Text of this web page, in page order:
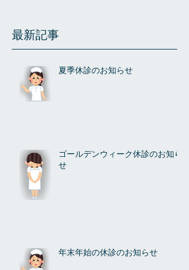
最新記事
夏季休診のお知らせ
ゴールデンウィーク休診のお知ら
せ
年末年始の休診のお知らせ